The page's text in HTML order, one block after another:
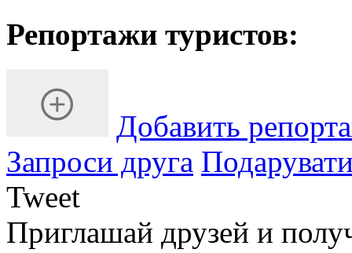
Репортажи туристов:
Добавить
Запроси друга
Tweet
Приглашай друзей и